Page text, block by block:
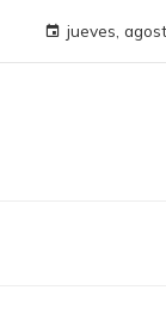
jueves,